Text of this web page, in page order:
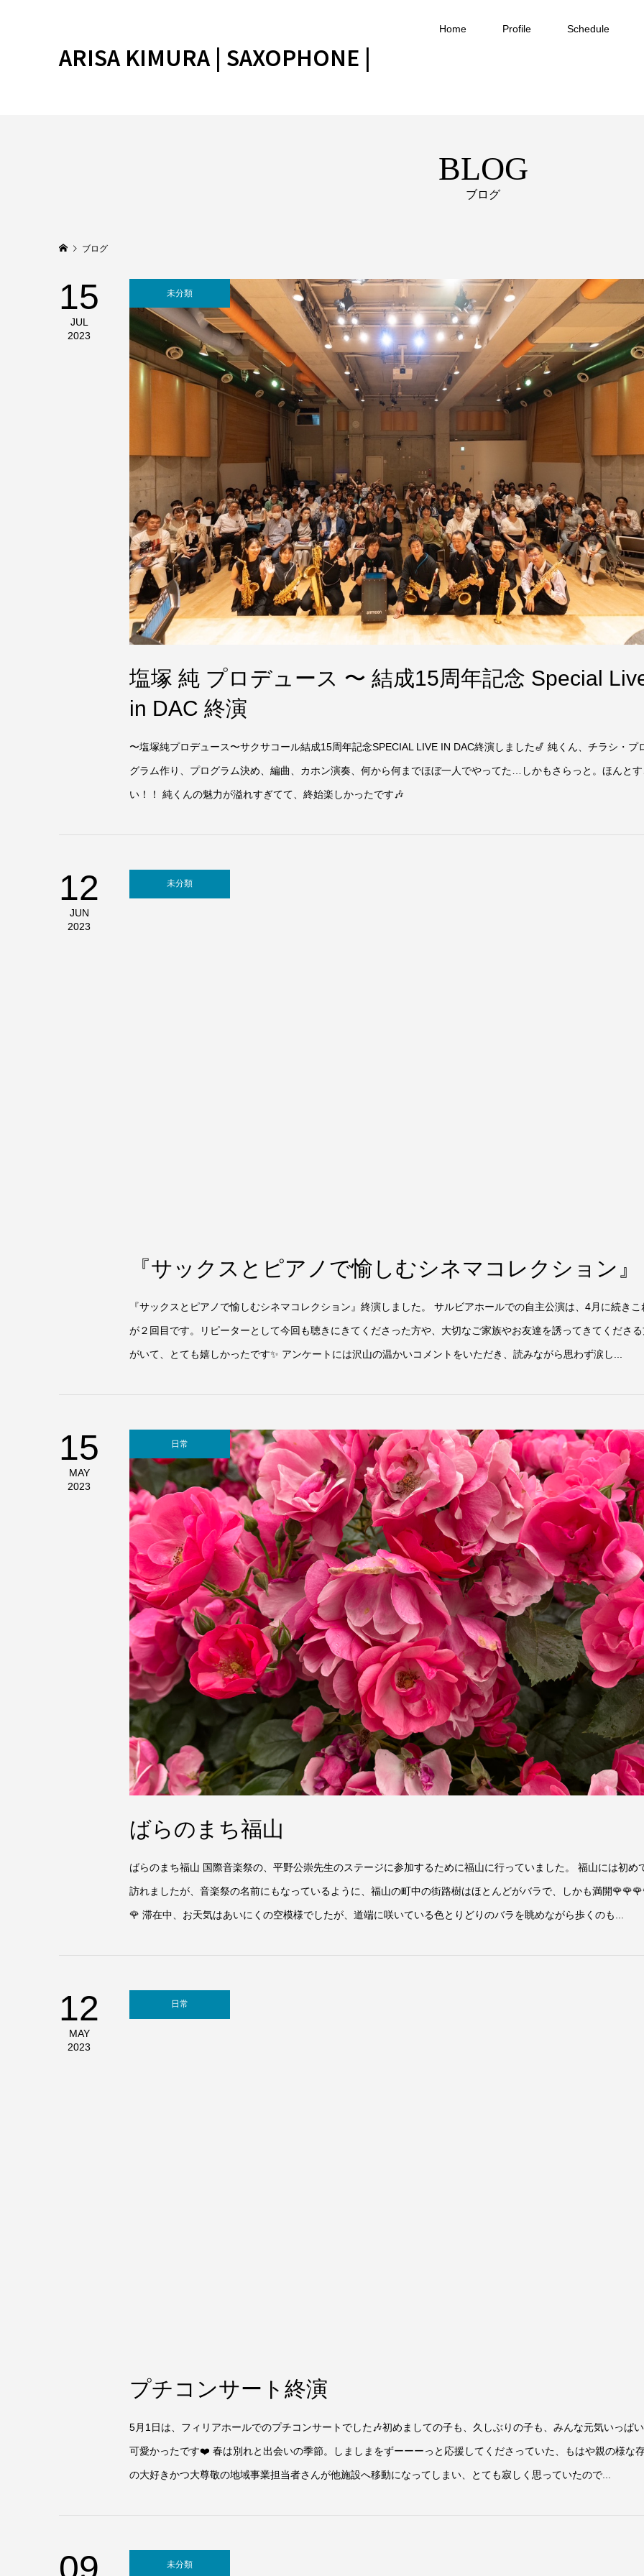
ARISA KIMURA | SAXOPHONE |
Home Profile Schedule
BLOG
ブログ
ブログ
15
JUL
2023
未分類
塩塚 純 プロデュース 〜 結成15周年記念 Special
in DAC 終演
〜塩塚純プロデュース〜サクサコール結成15周年記念SPECIAL LIVE IN DAC終演しました🎷 純くん、チラシ・プ
グラム作り、プログラム決め、編曲、カホン演奏、何から何までほぼ一人でやってた…しかもさらっと。ほんと
い！！ 純くんの魅力が溢れすぎてて、終始楽しかったです🎶
12
JUN
2023
未分類
『サックスとピアノで愉しむシネマコレクション』
『サックスとピアノで愉しむシネマコレクション』終演しました。 サルビアホールでの自主公演は、4月に続きこ
が２回目です。リピーターとして今回も聴きにきてくださった方や、大切なご家族やお友達を誘ってきてくださ
がいて、とても嬉しかったです✨ アンケートには沢山の温かいコメントをいただき、読みながら思わず涙し...
15
MAY
2023
日常
ばらのまち福山
ばらのまち福山 国際音楽祭の、平野公崇先生のステージに参加するために福山に行っていました。 福山には初め
訪れましたが、音楽祭の名前にもなっているように、福山の町中の街路樹はほとんどがバラで、しかも満開
🌹 滞在中、お天気はあいにくの空模様でしたが、道端に咲いている色とりどりのバラを眺めながら歩くのも...
12
MAY
2023
日常
プチコンサート終演
5月1日は、フィリアホールでのプチコンサートでした🎶初めましての子も、久しぶりの子も、みんな元気いっぱ
可愛かったです❤️ 春は別れと出会いの季節。しましまをずーーーっと応援してくださっていた、もはや親の様な
の大好きかつ大尊敬の地域事業担当者さんが他施設へ移動になってしまい、とても寂しく思っていたので...
未分類